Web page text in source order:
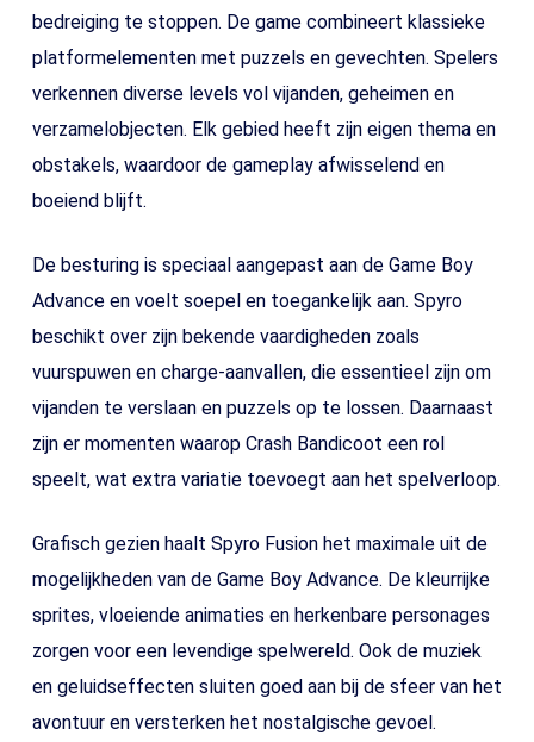
bedreiging te stoppen. De game combineert klassieke
platformelementen met puzzels en gevechten. Spelers
verkennen diverse levels vol vijanden, geheimen en
verzamelobjecten. Elk gebied heeft zijn eigen thema en
obstakels, waardoor de gameplay afwisselend en
boeiend blijft.
De besturing is speciaal aangepast aan de Game Boy
Advance en voelt soepel en toegankelijk aan. Spyro
beschikt over zijn bekende vaardigheden zoals
vuurspuwen en charge-aanvallen, die essentieel zijn om
vijanden te verslaan en puzzels op te lossen. Daarnaast
zijn er momenten waarop Crash Bandicoot een rol
speelt, wat extra variatie toevoegt aan het spelverloop.
Grafisch gezien haalt Spyro Fusion het maximale uit de
mogelijkheden van de Game Boy Advance. De kleurrijke
sprites, vloeiende animaties en herkenbare personages
zorgen voor een levendige spelwereld. Ook de muziek
en geluidseffecten sluiten goed aan bij de sfeer van het
avontuur en versterken het nostalgische gevoel.